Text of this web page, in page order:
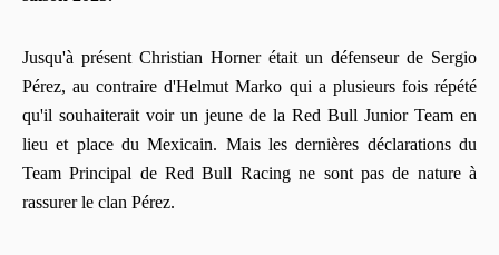
Jusqu'à présent Christian Horner était un défenseur de Sergio
Pérez, au contraire d'Helmut Marko qui a plusieurs fois répété
qu'il souhaiterait voir un jeune de la Red Bull Junior Team en
lieu et place du Mexicain. Mais les dernières déclarations du
Team Principal de Red Bull Racing ne sont pas de nature à
rassurer le clan Pérez.